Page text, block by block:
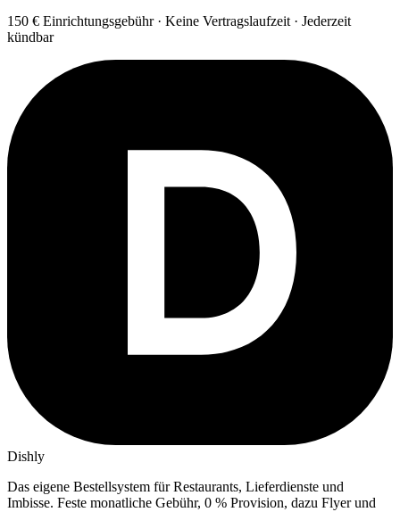
150 € Einrichtungsgebühr · Keine Vertragslaufzeit · Jederzeit
kündbar
Dishly
Das eigene Bestellsystem für Restaurants, Lieferdienste und
Imbisse. Feste monatliche Gebühr, 0 % Provision, dazu Flyer und